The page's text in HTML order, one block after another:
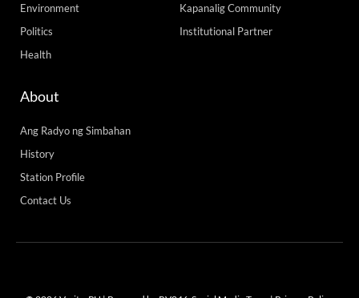
Environment
Politics
Health
Kapanalig Community
Institutional Partner
About
Ang Radyo ng Simbahan
History
Station Profile
Contact Us